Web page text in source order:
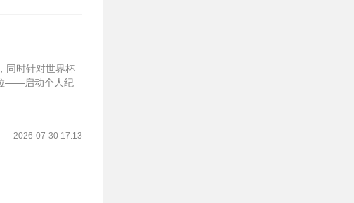
同时针对世界杯
——启动个人纪
2026-07-30 17:13